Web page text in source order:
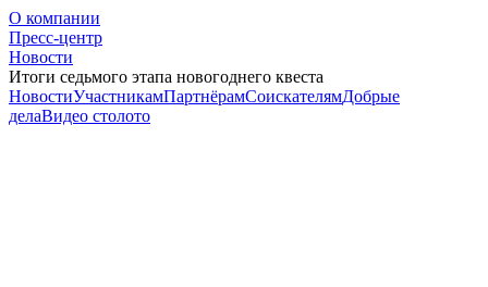
О компании
Пресс-центр
Новости
Итоги седьмого этапа новогоднего квеста
НовостиУчастникамПартнёрамСоискателямДобрые
делаВидео столото